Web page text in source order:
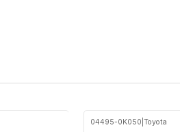
04495-0K050 |Toyota